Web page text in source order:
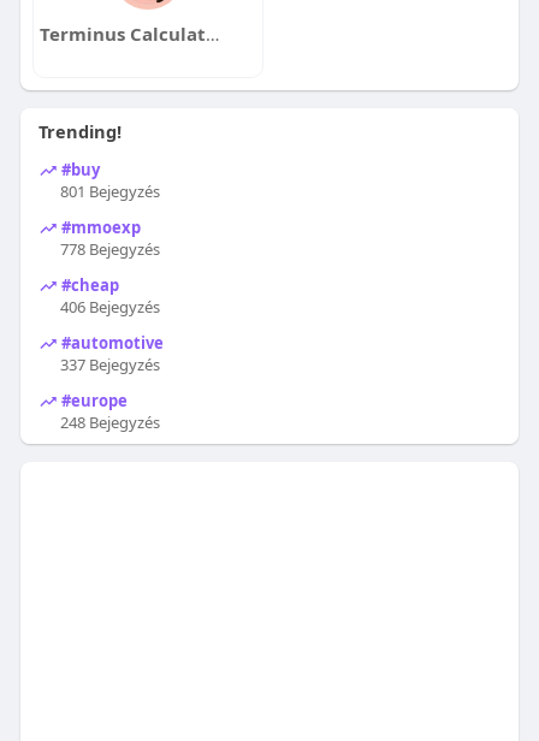
Terminus Calculator
Trending!
#buy
801 Bejegyzés
#mmoexp
778 Bejegyzés
#cheap
406 Bejegyzés
#automotive
337 Bejegyzés
#europe
248 Bejegyzés